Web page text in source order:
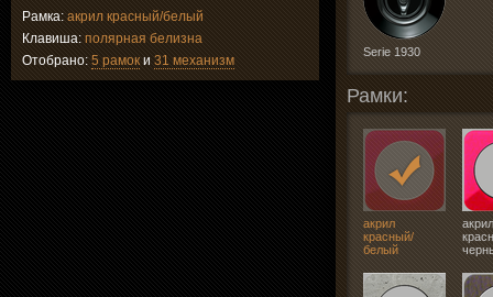
Рамка: акрил красный/белый
Клавиша: полярная белизна
Отобрано: 5 рамок и 31 механизм
Serie 1930
Рамки:
акрил
красный/
белый
акрил